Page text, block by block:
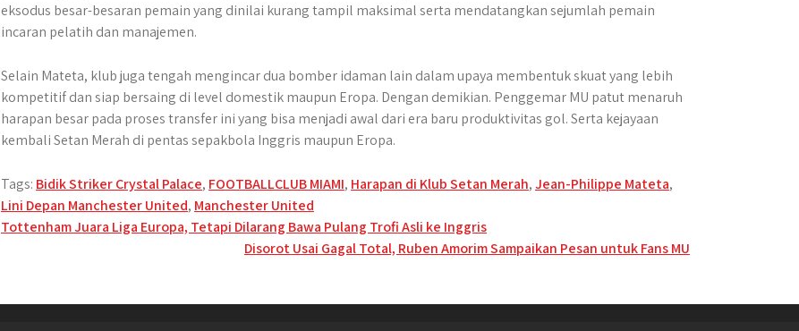
eksodus besar-besaran pemain yang dinilai kurang tampil maksimal serta mendatangkan sejumlah pemain
incaran pelatih dan manajemen.
Selain Mateta, klub juga tengah mengincar dua bomber idaman lain dalam upaya membentuk skuat yang lebih
kompetitif dan siap bersaing di level domestik maupun Eropa. Dengan demikian. Penggemar MU patut menaruh
harapan besar pada proses transfer ini yang bisa menjadi awal dari era baru produktivitas gol. Serta kejayaan
kembali Setan Merah di pentas sepakbola Inggris maupun Eropa.
Tags: Bidik Striker Crystal Palace, FOOTBALLCLUB MIAMI, Harapan di Klub Setan Merah,Jean-Philippe Mateta,
Lini Depan Manchester United, Manchester United
Post
Tottenham Juara Liga Europa, Tetapi Dilarang Bawa Pulang Trofi Asli ke Inggris
Disorot Usai Gagal Total, Ruben Amorim Sampaikan Pesan untuk Fans MU